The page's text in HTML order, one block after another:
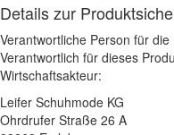
Details zur
Verantwortliche Person für die
Verantwortlich für dieses
Wirtschaftsakteur:
Leifer Schuhmode KG
Ohrdrufer Straße 26 A